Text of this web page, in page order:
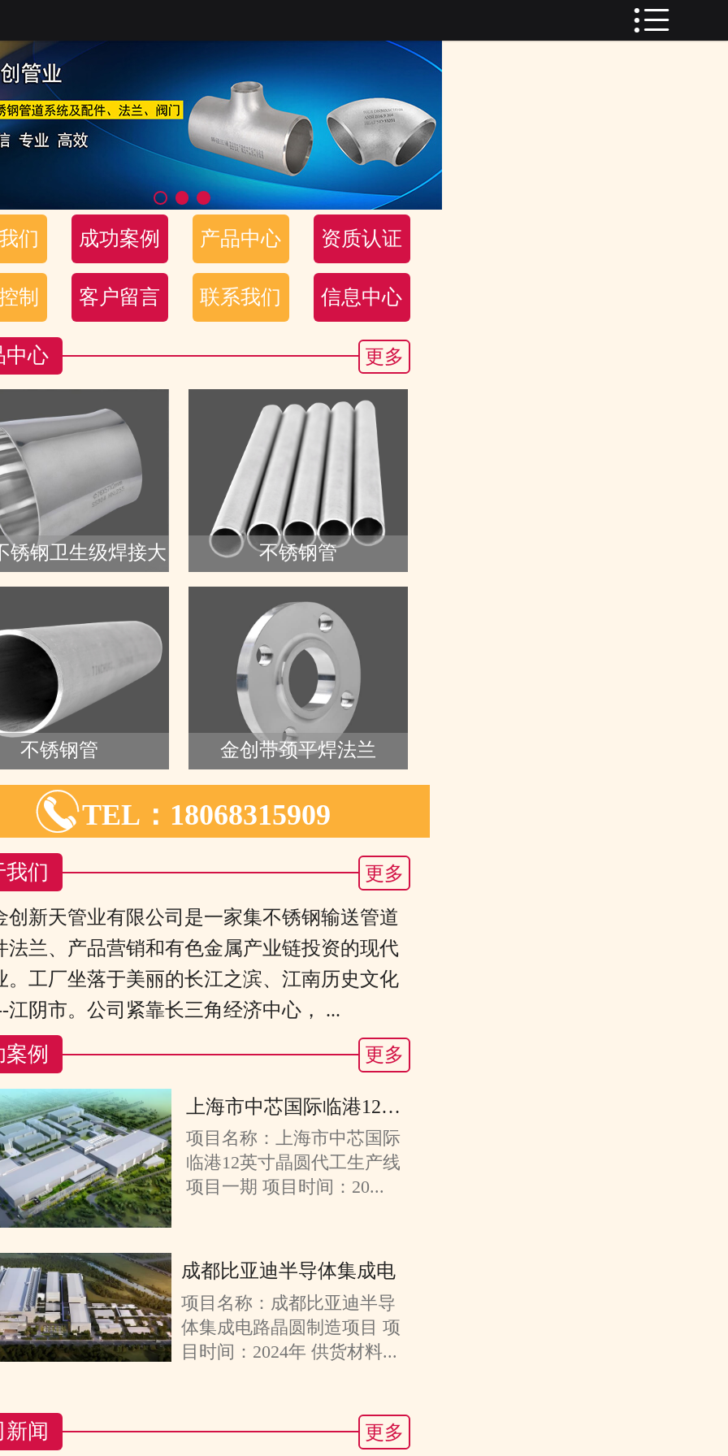
网站首页

们 成功案例 产品中心 资质认证
制 客户留言 联系我们 信息中心
中心 更多
锈钢卫生级焊接大 不锈钢管
不锈钢管 金创带颈平焊法兰
TEL：18068315909
我们 更多
创新天管业有限公司是一家集不锈钢输送管道
法兰、产品营销和有色金属产业链投资的现代
。工厂坐落于美丽的长江之滨、江南历史文化
江阴市。公司紧靠长三角经济中心， ...
例 更多
上海市中芯国际临港12英寸
项目名称：上海市中芯国际
临港12英寸晶圆代工生产线
项目一期 项目时间：20...
成都比亚迪半导体集成电
项目名称：成都比亚迪半导
体集成电路晶圆制造项目 项
目时间：2024年 供货材料...
新闻 更多